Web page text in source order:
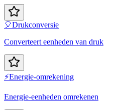
🎈Drukconversie
Converteert eenheden van druk
⚡Energie-omrekening
Energie-eenheden omrekenen